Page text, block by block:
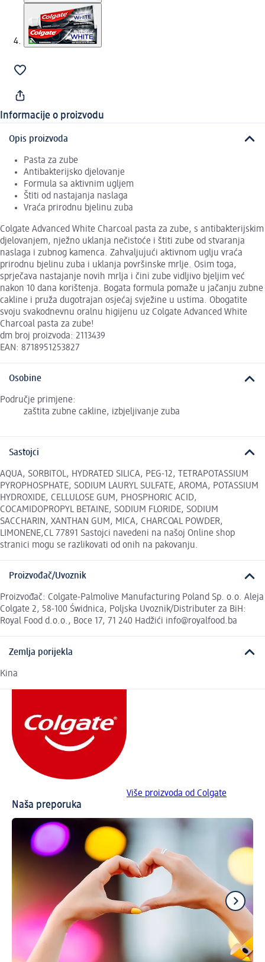
Informacije o proizvodu
Opis proizvoda
Pasta za zube
Antibakterijsko djelovanje
Formula sa aktivnim ugljem
Štiti od nastajanja naslaga
Vraća prirodnu bjelinu zuba
Colgate Advanced White Charcoal pasta za zube, s antibakterijskim
djelovanjem, nježno uklanja nečistoće i štiti zube od stvaranja
naslaga i zubnog kamenca. Zahvaljujući aktivnom uglju vraća
prirodnu bjelinu zuba i uklanja površinske mrlje. Osim toga,
sprječava nastajanje novih mrlja i čini zube vidljivo bjeljim već
nakon 10 dana korištenja. Bogata formula pomaže u jačanju zubne
cakline i pruža dugotrajan osjećaj svježine u ustima. Obogatite
svoju svakodnevnu oralnu higijenu uz Colgate Advanced White
Charcoal pasta za zube!
dm broj proizvoda: 2113439
EAN: 8718951253827
Osobine
Područje primjene:
zaštita zubne cakline, izbjeljivanje zuba
Sastojci
AQUA, SORBITOL, HYDRATED SILICA, PEG-12, TETRAPOTASSIUM
PYROPHOSPHATE, SODIUM LAURYL SULFATE, AROMA, POTASSIUM
HYDROXIDE, CELLULOSE GUM, PHOSPHORIC ACID,
COCAMIDOPROPYL BETAINE, SODIUM FLORIDE, SODIUM
SACCHARIN, XANTHAN GUM, MICA, CHARCOAL POWDER,
LIMONENE,CL 77891 Sastojci navedeni na našoj Online shop
stranici mogu se razlikovati od onih na pakovanju.
Proizvođač/Uvoznik
Proizvođač: Colgate-Palmolive Manufacturing Poland Sp. o.o. Aleja
Colgate 2, 58-100 Świdnica, Poljska Uvoznik/Distributer za BiH:
Royal Food d.o.o., Boce 17, 71 240 Hadžići info@royalfood.ba
Zemlja porijekla
Kina
Više proizvoda od Colgate
Naša preporuka